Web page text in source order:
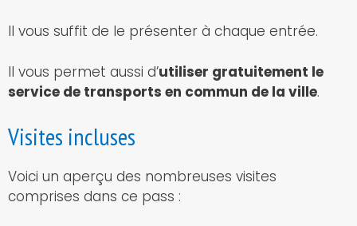
Il vous suffit de le présenter à chaque entrée.
Il vous permet aussi d’utiliser gratuitement le
service de transports en commun de la ville.
Visites incluses
Voici un aperçu des nombreuses visites
comprises dans ce pass :